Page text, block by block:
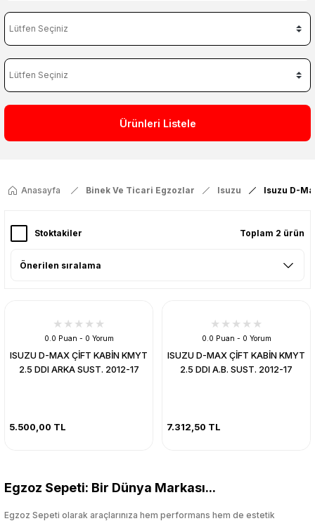
Ürünleri Listele
Anasayfa Binek Ve Ticari Egzozlar Isuzu Isuzu D-
Stoktakiler Toplam 2 ürün
0.0 Puan - 0 Yorum
ISUZU D-MAX ÇİFT KABİN KMYT
2.5 DDI ARKA SUST. 2012-17
5.500,00 TL
0.0 Puan - 0 Yorum
ISUZU D-MAX ÇİFT KABİN KMYT
2.5 DDI A.B. SUST. 2012-17
7.312,50 TL
Egzoz Sepeti: Bir Dünya Markası...
Egzoz Sepeti olarak araçlarınıza hem performans hem de estetik